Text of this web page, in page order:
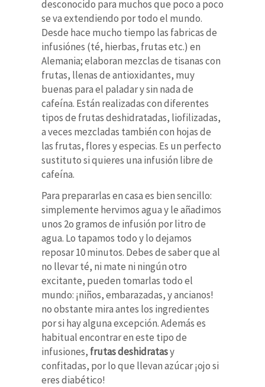
desconocido para muchos que poco a poco
se va extendiendo por todo el mundo.
Desde hace mucho tiempo las fabricas de
infusiónes (té, hierbas, frutas etc.) en
Alemania; elaboran mezclas de tisanas con
frutas, llenas de antioxidantes, muy
buenas para el paladar y sin nada de
cafeína. Están realizadas con diferentes
tipos de frutas deshidratadas, liofilizadas,
a veces mezcladas también con hojas de
las frutas, flores y especias. Es un perfecto
sustituto si quieres una infusión libre de
cafeína.
Para prepararlas en casa es bien sencillo:
simplemente hervimos agua y le añadimos
unos 2o gramos de infusión por litro de
agua. Lo tapamos todo y lo dejamos
reposar 10 minutos. Debes de saber que al
no llevar té, ni mate ni ningún otro
excitante, pueden tomarlas todo el
mundo: ¡niños, embarazadas, y ancianos!
no obstante mira antes los ingredientes
por si hay alguna excepción. Además es
habitual encontrar en este tipo de
infusiones, frutas deshidratasy
confitadas, por lo que llevan azúcar ¡ojo si
eres diabético!